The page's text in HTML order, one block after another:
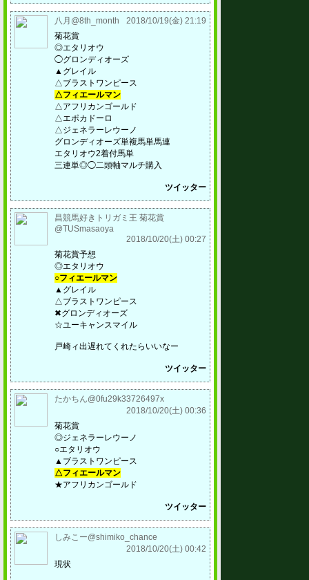
八月@8th_month
2018/10/19(金) 21:19
菊花賞
◎エタリオウ
◯グロンディオーズ
▲グレイル
△ブラストワンピース
△フィエールマン
△アフリカンゴールド
△エポカドーロ
△ジェネラーレウーノ
グロンディオーズ単複馬単馬連
エタリオウ2着付馬単
三連単◎◯二頭軸マルチ購入
ツイッター
昌競馬好きトリガミ王 菊花賞
@TUSmasaoya
2018/10/20(土) 00:27
菊花賞予想
◎エタリオウ
○フィエールマン
▲グレイル
△ブラストワンピース
✖︎グロンディオーズ
☆ユーキャンスマイル
戸崎ィ出遅れてくれたらいいなー
ツイッター
たかちん@0fu29k33726497x
2018/10/20(土) 00:36
菊花賞
◎ジェネラーレウーノ
○エタリオウ
▲ブラストワンピース
△フィエールマン
★アフリカンゴールド
ツイッター
しみこー@shimiko_chance
2018/10/20(土) 00:42
現状